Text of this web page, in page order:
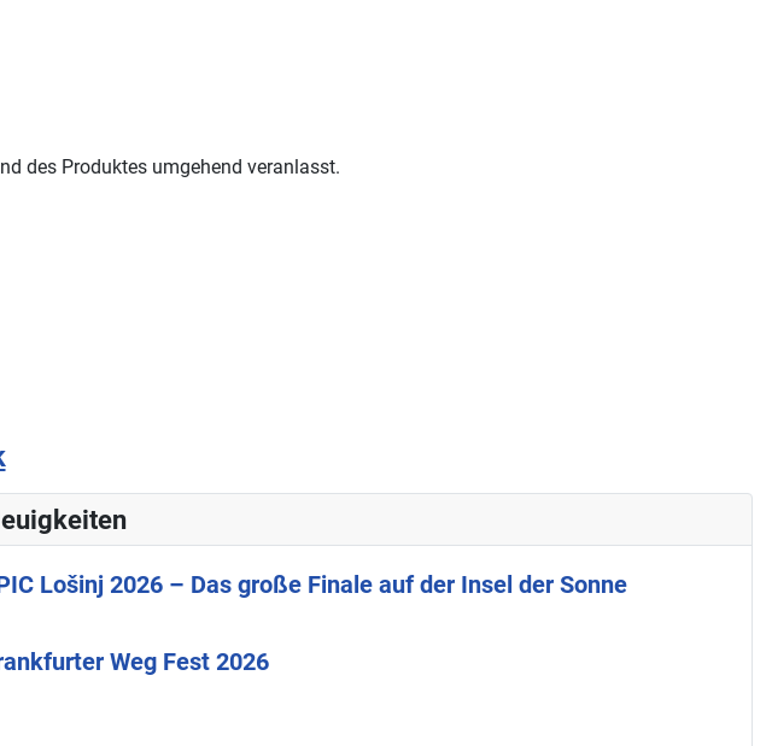
des Produktes umgehend veranlasst.
Lošinj 2026 – Das große Finale auf der Insel der Sonne
Weg Fest 2026